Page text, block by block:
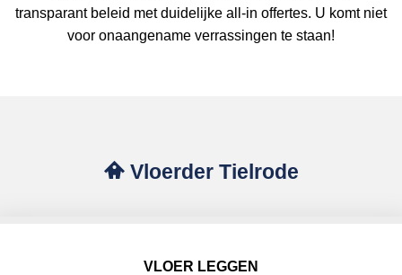
transparant beleid met duidelijke all-in offertes. U komt niet
voor onaangename verrassingen te staan!
Vloerder Tielrode
VLOER LEGGEN